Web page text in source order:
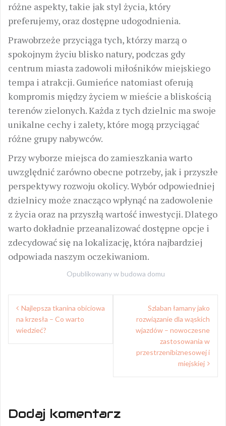
różne aspekty, takie jak styl życia, który
preferujemy, oraz dostępne udogodnienia.
Prawobrzeże przyciąga tych, którzy marzą o
spokojnym życiu blisko natury, podczas gdy
centrum miasta zadowoli miłośników miejskiego
tempa i atrakcji. Gumieńce natomiast oferują
kompromis między życiem w mieście a bliskością
terenów zielonych. Każda z tych dzielnic ma swoje
unikalne cechy i zalety, które mogą przyciągać
różne grupy nabywców.
Przy wyborze miejsca do zamieszkania warto
uwzględnić zarówno obecne potrzeby, jak i przyszłe
perspektywy rozwoju okolicy. Wybór odpowiedniej
dzielnicy może znacząco wpłynąć na zadowolenie
z życia oraz na przyszłą wartość inwestycji. Dlatego
warto dokładnie przeanalizować dostępne opcje i
zdecydować się na lokalizację, która najbardziej
odpowiada naszym oczekiwaniom.
Opublikowany w budowa domu
Nawigacja
wpisu
Najlepsza tkanina obiciowa
na krzesła – Co warto
wiedzieć?
Szlaban łamany jako
rozwiązanie dla wąskich
wjazdów – nowoczesne
zastosowania w
przestrzenibiznesowej i
miejskiej
Dodaj komentarz